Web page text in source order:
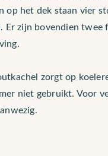
op het dek staan vier
Er zijn bovendien twee
zorgt op
niet gebruikt. Voor